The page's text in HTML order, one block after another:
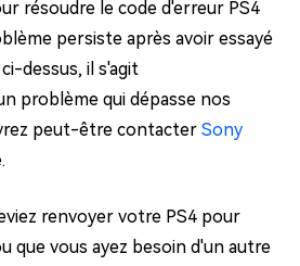
résoudre le code d'erreur PS4
persiste après avoir essayé
dessus, il s'agit
problème qui dépasse nos
peut-être contacter Sony
renvoyer votre PS4 pour
que vous ayez besoin d'un autre